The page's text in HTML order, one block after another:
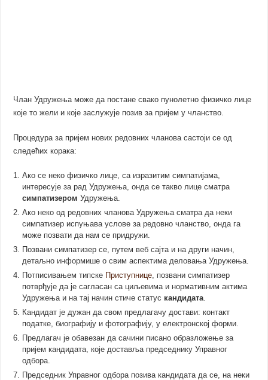
Члан Удружења може да постане свако пунолетно физичко лице
које то жели и које заслужује позив за пријем у чланство.
Процедура за пријем нових редовних чланова састоји се од
следећих корака:
Ако се неко физичко лице, са изразитим симпатијама,
интересује за рад Удружења, онда се такво лице сматра
симпатизеромУдружења.
Ако неко од редовних чланова Удружења сматра да неки
симпатизер испуњава услове за редовно чланство, онда га
може позвати да нам се придружи.
Позвани симпатизер се, путем веб сајта и на други начин,
детаљно информише о свим аспектима деловања Удружења.
Потписивањем типске Приступнице, позвани симпатизер
потврђује да је сагласан са циљевима и нормативним актима
Удружења и на тај начин стиче статус кандидата.
Кандидат је дужан да свом предлагачудостави: контакт
податке, биографију и фотографију, у електронској форми.
Предлагач је обавезан да сачини писано образложење за
пријем кандидата, које доставља председнику Управног
одбора.
Председник Управног одбора позива кандидата да се, на неки